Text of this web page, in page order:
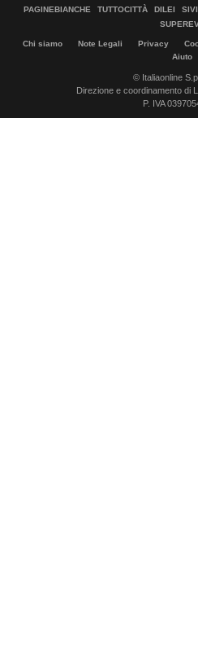
PAGINEBIANCHE
TUTTOCITTÀ DILEI
Chi siamo Note Legali Privacy
Aiuto
© Italiaonline
Direzione e coordinamento di
P. IVA